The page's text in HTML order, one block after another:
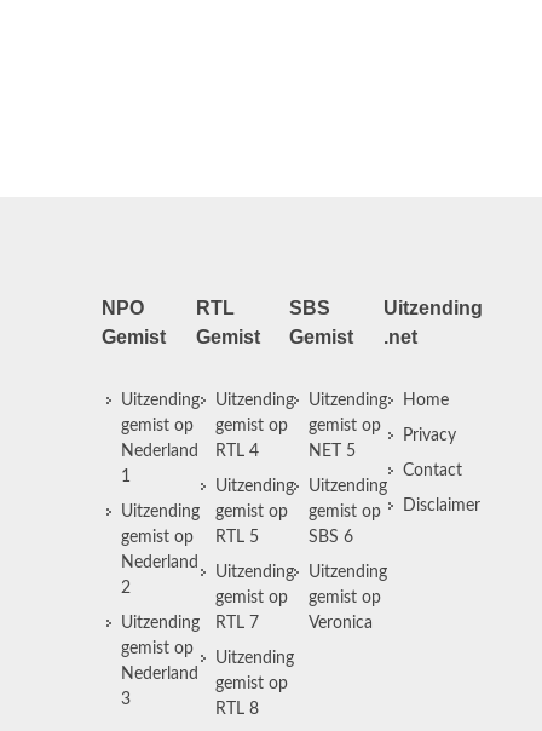
NPO
Gemist
Uitzending
gemist op
Nederland
1
Uitzending
gemist op
Nederland
2
Uitzending
gemist op
Nederland
3
RTL
Gemist
Uitzending
gemist op
RTL 4
Uitzending
gemist op
RTL 5
Uitzending
gemist op
RTL 7
Uitzending
gemist op
RTL 8
SBS
Gemist
Uitzending
gemist op
NET 5
Uitzending
gemist op
SBS 6
Uitzending
gemist op
Veronica
Uitzending
.net
Home
Privacy
Contact
Disclaimer